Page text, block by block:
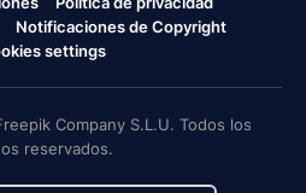
Notificaciones de Copyright
settings
Company S.L.U. Todos los
reservados.